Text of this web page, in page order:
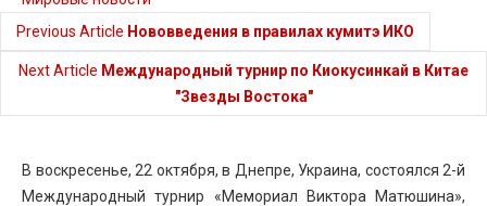
Previous Article Нововведения в правилах кумитэ ИКО
Next Article Международный турнир по Киокусинкай в Китае
"Звезды Востока"
В воскресенье, 22 октября, в Днепре, Украина, состоялся 2-й
Международный турнир «Мемориал Виктора Матюшина»,